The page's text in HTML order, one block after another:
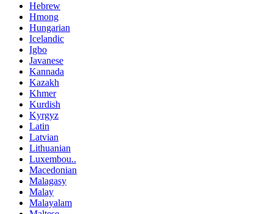
Hebrew
Hmong
Hungarian
Icelandic
Igbo
Javanese
Kannada
Kazakh
Khmer
Kurdish
Kyrgyz
Latin
Latvian
Lithuanian
Luxembou..
Macedonian
Malagasy
Malay
Malayalam